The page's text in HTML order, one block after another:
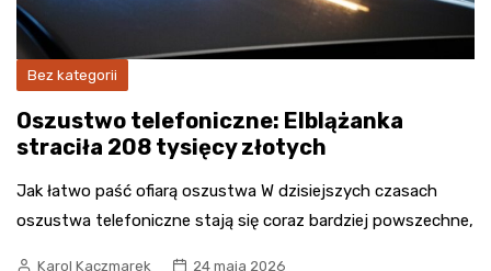
Bez kategorii
Oszustwo telefoniczne: Elblążanka
straciła 208 tysięcy złotych
Jak łatwo paść ofiarą oszustwa W dzisiejszych czasach
oszustwa telefoniczne stają się coraz bardziej powszechne,
Karol Kaczmarek 24 maja 2026